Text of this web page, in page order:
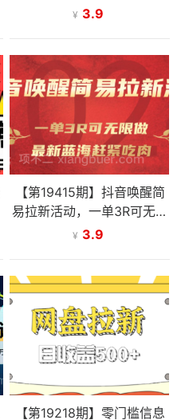
益（手把手教程）
¥ 3.9
【第19415期】抖音唤醒简
易拉新活动，一单3R可无限
做、最新蓝海赶紧吃肉
¥ 3.9
【第19218期】零门槛信息